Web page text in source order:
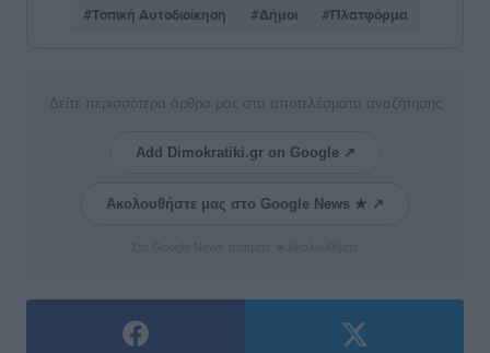
#Τοπική Αυτοδιοίκηση #Δήμοι #Πλατφόρμα
Δείτε περισσότερα άρθρα μας στα αποτελέσματα αναζήτησης
Add Dimokratiki.gr on Google ↗
Ακολουθήστε μας στο Google News ★ ↗